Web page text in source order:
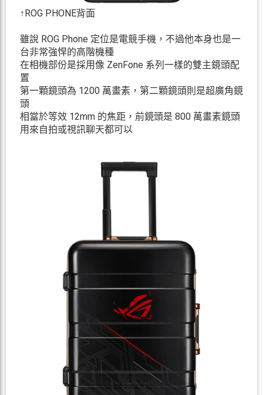
↑ROG PHONE背面
雖說 ROG Phone 定位是電競手機，不過他本身也是一
台非常強悍的高階機種
在相機部份是採用像 ZenFone 系列一樣的雙主鏡頭配
置
第一顆鏡頭為 1200 萬畫素，第二顆鏡頭則是超廣角鏡
頭
相當於等效 12mm 的焦距，前鏡頭是 800 萬畫素鏡頭
用來自拍或視訊聊天都可以